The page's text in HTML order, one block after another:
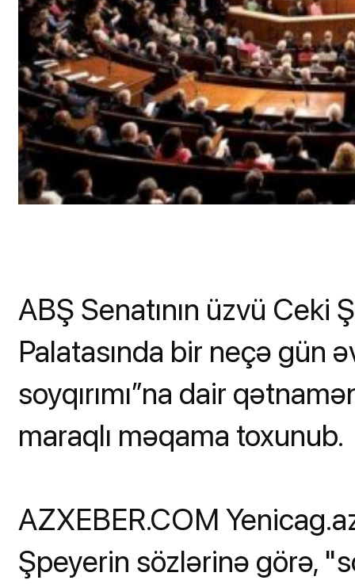
ABŞ Senatının üzvü Ceki
Palatasında bir neçə gün
soyqırımı”na dair
maraqlı məqama toxunub.
AZXEBER.COM
Şpeyerin sözlərinə görə,